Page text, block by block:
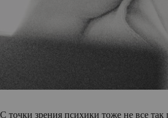
С точки зрения психики тоже не все так